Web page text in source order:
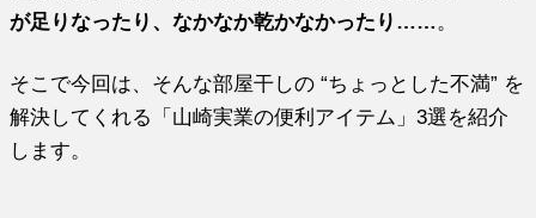
が足りなったり、なかなか乾かなかったり…… 。
そこで今回は、そんな部屋干しの “ちょっとした不満” を
解決してくれる「山崎実業の便利アイテム」3選を紹介
します。